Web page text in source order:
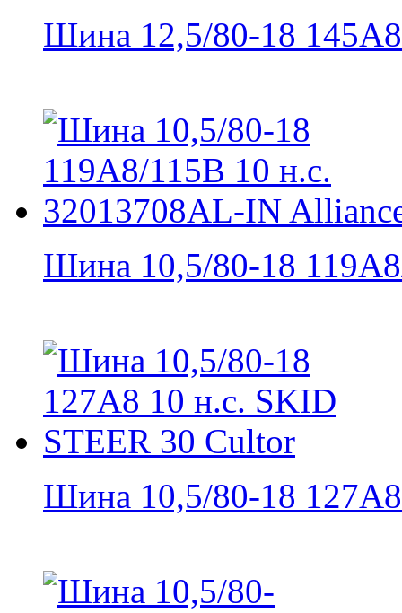
Шина 12,5/80-18
Шина 10,5/80-18
Шина 10,5/80-18